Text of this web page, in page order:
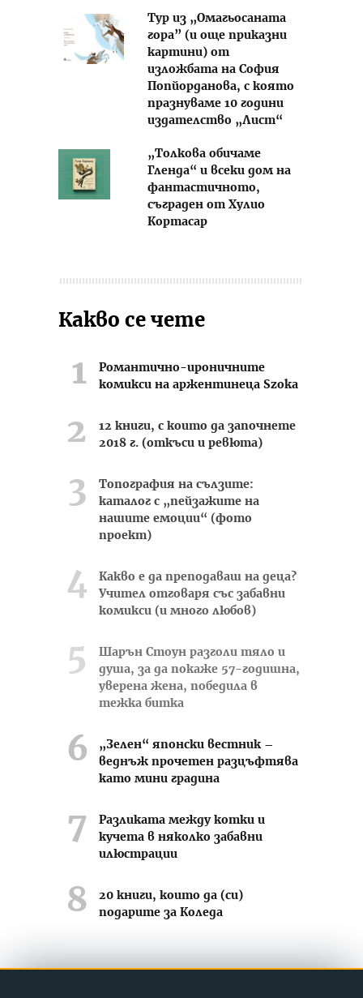
Тур из „Омагьосаната
гора” (и още приказни
картини) от
изложбата на София
Попйорданова, с която
празнуваме 10 години
издателство „Лист“
„Толкова обичаме
Гленда“ и всеки дом на
фантастичното,
съграден от Хулио
Кортасар
Какво се чете
Романтично-ироничните
комикси на аржентинеца Szoka
12 книги, с които да започнете
2018 г. (откъси и ревюта)
Топография на сълзите:
каталог с „пейзажите на
нашите емоции“ (фото
проект)
Какво е да преподаваш на деца?
Учител отговаря със забавни
комикси (и много любов)
Шарън Стоун разголи тяло и
душа, за да покаже 57-годишна,
уверена жена, победила в
тежка битка
„Зелен“ японски вестник –
веднъж прочетен разцъфтява
като мини градина
Разликата между котки и
кучета в няколко забавни
илюстрации
20 книги, които да (си)
подарите за Коледа